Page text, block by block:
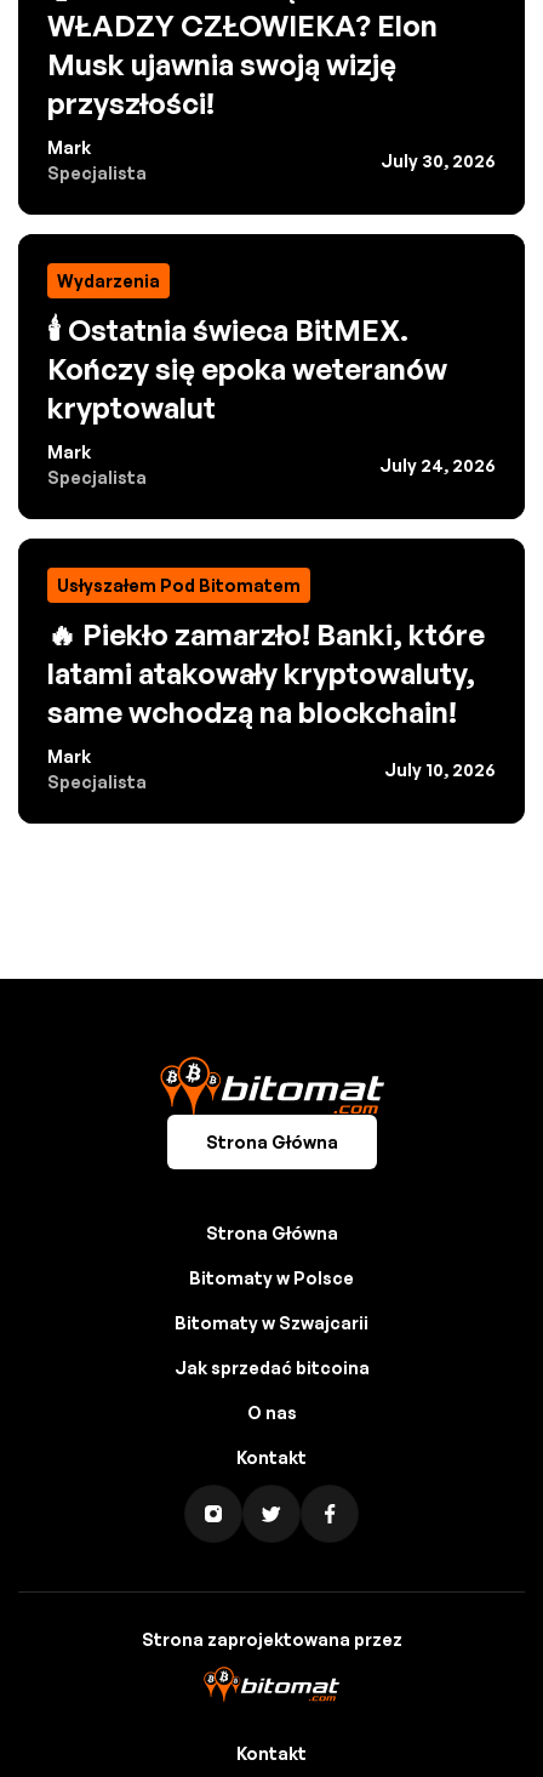
WŁADZY CZŁOWIEKA? Elon
Musk ujawnia swoją wizję
przyszłości!
Mark
Specjalista
July 30, 2026
Wydarzenia
🕯️ Ostatnia świeca BitMEX.
Kończy się epoka weteranów
kryptowalut
Mark
Specjalista
July 24, 2026
Usłyszałem Pod Bitomatem
🔥 Piekło zamarzło! Banki, które
latami atakowały kryptowaluty,
same wchodzą na blockchain!
Mark
Specjalista
July 10, 2026
Strona Główna
Strona Główna
Bitomaty w Polsce
Bitomaty w Szwajcarii
Jak sprzedać bitcoina
O nas
Kontakt
Strona zaprojektowana przez
Kontakt